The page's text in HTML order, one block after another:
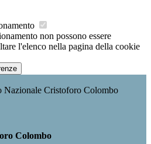
non possono essere
l'elenco nella pagina della cookie
Nazionale Cristoforo Colombo
Colombo